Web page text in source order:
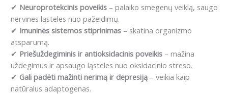
✔ Neuroprotekcinis poveikis – palaiko smegenų veiklą, saugo
nervines ląsteles nuo pažeidimų.
✔ Imuninės sistemos stiprinimas – skatina organizmo
atsparumą.
✔ Priešuždegiminis ir antioksidacinis poveikis – mažina
uždegimus ir apsaugo ląsteles nuo oksidacinio streso.
✔ Gali padėti mažinti nerimą ir depresiją – veikia kaip
natūralus adaptogenas.